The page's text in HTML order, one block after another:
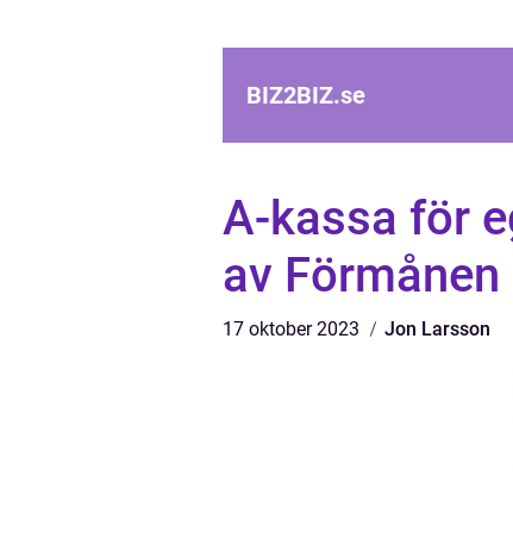
BIZ2BIZ.se
A-kassa för
av Förmånen
17 oktober 2023 Jon Larsson